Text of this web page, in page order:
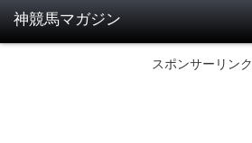
スポンサーリンク